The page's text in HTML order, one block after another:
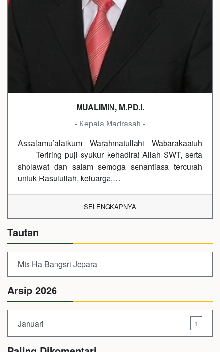
MUALIMIN, M.PD.I.
- Kepala Madrasah -
Assalamu’alaikum Warahmatullahi Wabarakaatuh
Teriring puji syukur kehadirat Allah SWT, serta
sholawat dan salam semoga senantiasa tercurah
untuk Rasulullah, keluarga,…
SELENGKAPNYA
Tautan
Mts Ha Bangsri Jepara
Arsip 2026
Januari 1